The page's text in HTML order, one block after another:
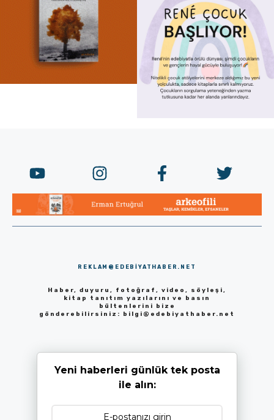
REKLAM@EDEBIYATHABER.NET
Haber, duyuru, fotoğraf, video, söyleşi,
kitap tanıtım yazılarını ve basın
bültenlerini bize
gönderebilirsiniz:
bilgi@edebiyathaber.net
Yeni haberleri günlük tek posta
ile alın: